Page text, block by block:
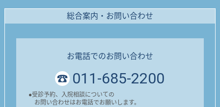
総合案内・お問い合わせ
お電話でのお問い合わせ
011-685-2200
●受診予約、入院相談についての
お問い合わせはお電話でお願いします。